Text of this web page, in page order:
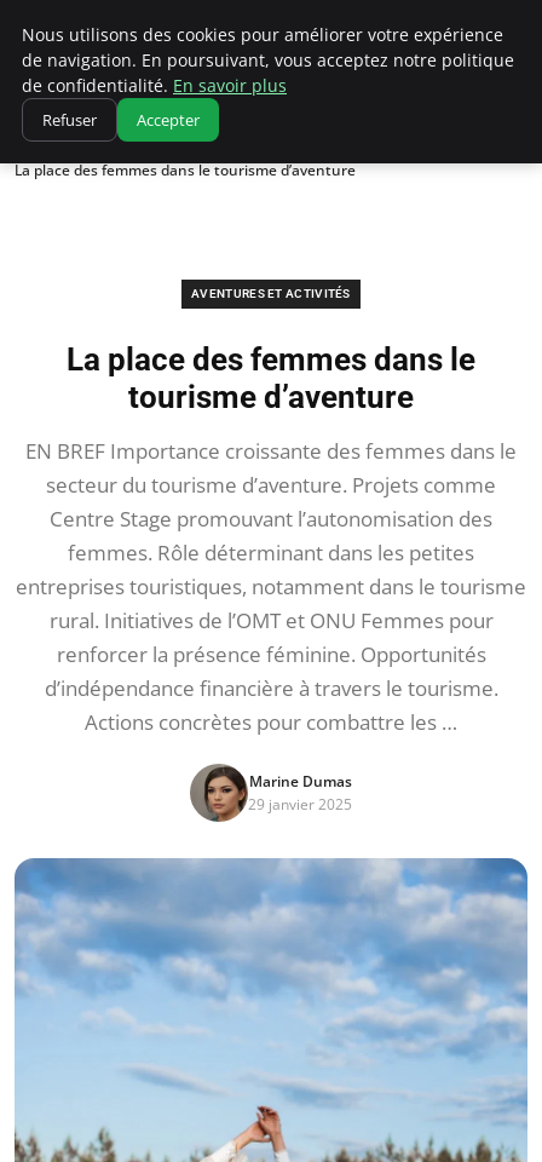
Correze Co
Accueil
Aventures et activités
La place des femmes dans le tourisme d’aventure
AVENTURES ET ACTIVITÉS
La place des femmes dans le
tourisme d’aventure
EN BREF Importance croissante des femmes dans le
secteur du tourisme d’aventure. Projets comme
Centre Stage promouvant l’autonomisation des
femmes. Rôle déterminant dans les petites
entreprises touristiques, notamment dans le tourisme
rural. Initiatives de l’OMT et ONU Femmes pour
renforcer la présence féminine. Opportunités
d’indépendance financière à travers le tourisme.
Actions concrètes pour combattre les …
Marine Dumas
29 janvier 2025
Nous utilisons des cookies pour améliorer votre expérience
de navigation. En poursuivant, vous acceptez notre politique
de confidentialité. En savoir plus
Refuser Accepter